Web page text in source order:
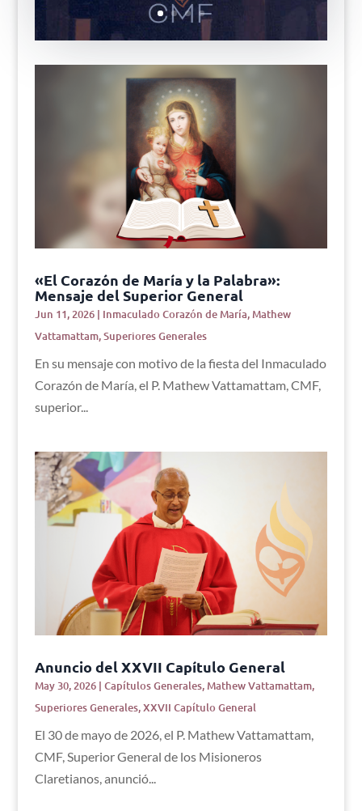
«El Corazón de María y la Palabra»:
Mensaje del Superior General
Jun 11, 2026| Inmaculado Corazón de María,Mathew
Vattamattam,Superiores Generales
En su mensaje con motivo de la fiesta del Inmaculado
Corazón de María, el P. Mathew Vattamattam, CMF,
superior...
Anuncio del XXVII Capítulo General
May 30, 2026| Capítulos Generales, Mathew Vattamattam,
Superiores Generales,XXVII Capítulo General
El 30 de mayo de 2026, el P. Mathew Vattamattam,
CMF, Superior General de los Misioneros
Claretianos, anunció...